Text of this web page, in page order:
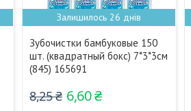
Залишилось 26 днів
Зубочистки бамбуковые 150
шт. (квадратный бокс) 7*3*3см
(845) 165691
8,25 ₴ 6,60 ₴